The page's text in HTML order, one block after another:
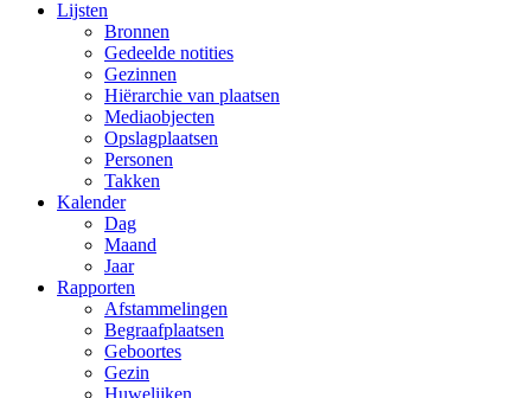
Lijsten
Bronnen
Gedeelde notities
Gezinnen
Hiërarchie van plaatsen
Mediaobjecten
Opslagplaatsen
Personen
Takken
Kalender
Dag
Maand
Jaar
Rapporten
Afstammelingen
Begraafplaatsen
Geboortes
Gezin
Huwelijken